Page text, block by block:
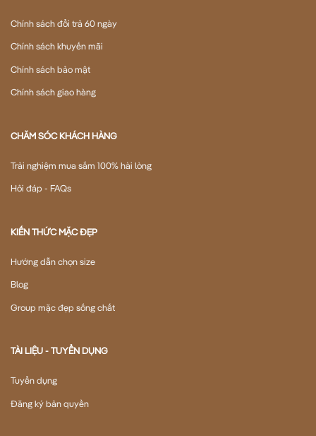
Chính sách đổi trả 60 ngày
Chính sách khuyến mãi
Chính sách bảo mật
Chính sách giao hàng
CHĂM SÓC KHÁCH HÀNG
Trải nghiệm mua sắm 100% hài lòng
Hỏi đáp - FAQs
KIẾN THỨC MẶC ĐẸP
Hướng dẫn chọn size
Blog
Group mặc đẹp sống chất
TÀI LIỆU - TUYỂN DỤNG
Tuyển dụng
Đăng ký bản quyền